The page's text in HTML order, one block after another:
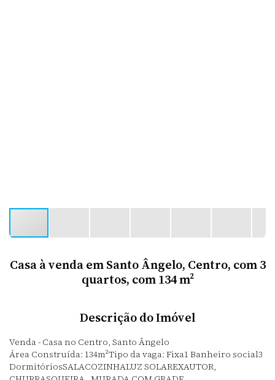
Casa à venda em Santo Ângelo, Centro, com 3
quartos, com 134 m²
Descrição do Imóvel
Venda - Casa no Centro, Santo Ângelo
Área Construída: 134m²Tipo da vaga: Fixa1 Banheiro social3
DormitóriosSALACOZINHALUZ SOLAREXAUTOR,